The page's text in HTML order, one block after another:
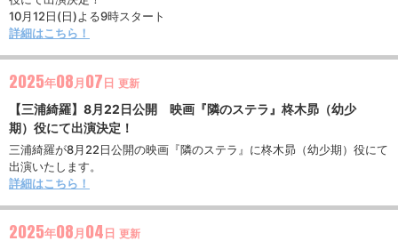
10月12日(日)よる9時スタート
詳細はこちら！
2025年08月07日 更新
【三浦綺羅】8月22日公開 映画『隣のステラ』柊木昴（幼少
期）役にて出演決定！
三浦綺羅が8月22日公開の映画『隣のステラ』に柊木昴（幼少期）役にて
出演いたします。
詳細はこちら！
2025年08 月04日 更新